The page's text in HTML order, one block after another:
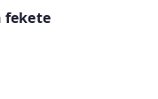
fekete